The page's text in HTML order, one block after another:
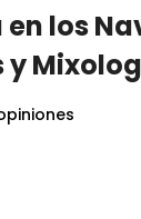
los
y